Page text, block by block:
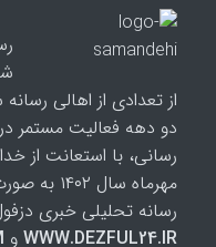
از تعدادی از اهالی
دو دهه فعالیت مستمر
رسانی، با استعانت از
مهرماه سال ۱۴۰۲ به صورت رسمی آغاز بکار کرد.
رسانه تحلیلی خبری دزفول ۲۴ به نشانی های
WWW.DEZFUL24.IR و